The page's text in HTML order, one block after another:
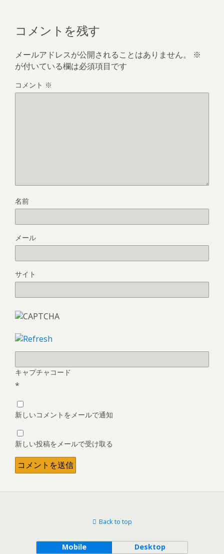
コメントを残す
メールアドレスが公開されることはありません。
※
が付いている欄は必須項目です
コメント ※
名前
メール
サイト
キャプチャコード
*
新しいコメントをメールで通知
新しい投稿をメールで受け取る
Back to top
Mobile Desktop